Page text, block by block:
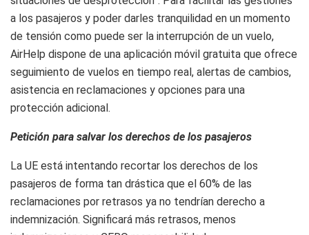
a los pasajeros y poder darles tranquilidad en un momento
de tensión como puede ser la interrupción de un vuelo,
AirHelp dispone de una aplicación móvil gratuita que ofrece
seguimiento de vuelos en tiempo real, alertas de cambios,
asistencia en reclamaciones y opciones para una
protección adicional.
Petición para salvar los derechos de los pasajeros
La UE está intentando recortar los derechos de los
pasajeros de forma tan drástica que el 60% de las
reclamaciones por retrasos ya no tendrían derecho a
indemnización. Significará más retrasos, menos